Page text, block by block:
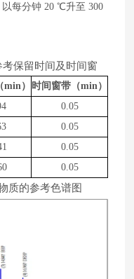
每分钟 20℃升至300
保留时间及时间窗
min） 时间窗带（min ）
0.05
0.05
0.05
0.05
质的参考色谱图